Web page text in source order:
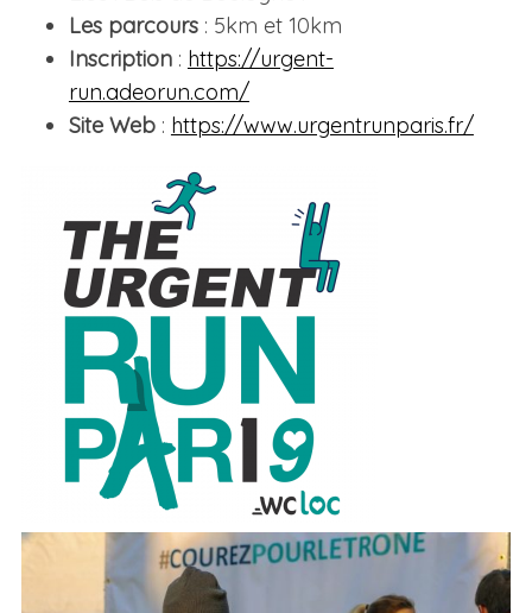
Les parcours: 5km et 10km
Inscription: https://urgent-
run.adeorun.com/
Site Web: https://www.urgentrunparis.fr/